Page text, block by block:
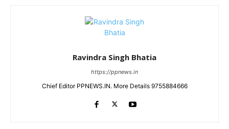
Ravindra Singh Bhatia
https://ppnews.in
Chief Editor PPNEWS.IN. More Details 9755884666